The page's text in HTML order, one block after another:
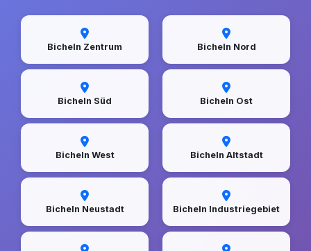
Bicheln Zentrum Bicheln Nord
Bicheln Süd Bicheln Ost
Bicheln West Bicheln Altstadt
Bicheln Neustadt Bicheln Industriegebiet